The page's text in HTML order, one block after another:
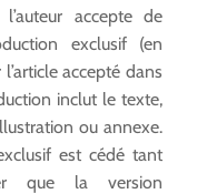
l’auteur accepte de
exclusif (en
accepté dans
inclut le texte,
ou annexe.
est cédé tant
que la version